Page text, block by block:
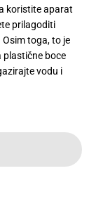
koristite aparat
prilagoditi
toga, to je
plastične boce
vodu i